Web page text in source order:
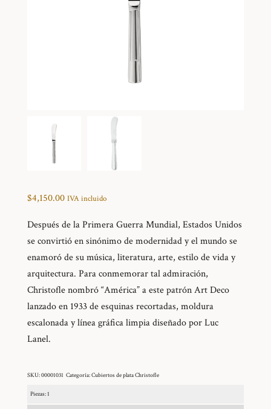
$4,150.00 IVA incluido
Después de la Primera Guerra Mundial, Estados Unidos
se convirtió en sinónimo de modernidad y el mundo se
enamoró de su música, literatura, arte, estilo de vida y
arquitectura. Para conmemorar tal admiración,
Christofle nombró “América” a este patrón Art Deco
lanzado en 1933 de esquinas recortadas, moldura
escalonada y línea gráfica limpia diseñado por Luc
Lanel.
SKU:00001031 Categoría:Cubiertos de plata Christofle
Piezas: 1